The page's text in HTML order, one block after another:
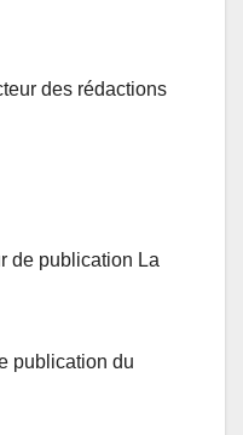
des rédactions
de publication La
publication du